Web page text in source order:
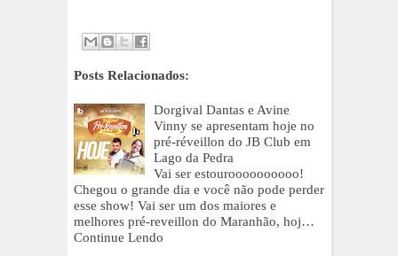
Posts Relacionados:
Dorgival Dantas e Avine
Vinny se apresentam hoje no
pré-réveillon do JB Club em
Lago da Pedra
Vai ser estouroooooooooo!
Chegou o grande dia e você não pode perder
esse show! Vai ser um dos maiores e
melhores pré-reveillon do Maranhão, hoj…
Continue Lendo